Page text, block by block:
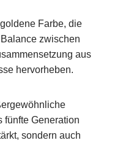
Farbe, die
zwischen
aus
hervorheben.
fünfte Generation
sondern auch